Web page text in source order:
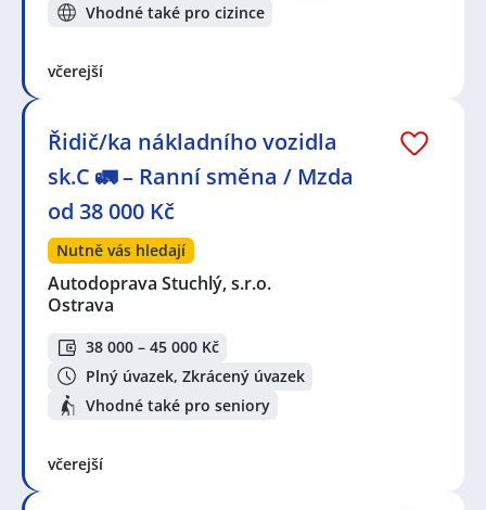
Vhodné také pro cizince
včerejší
Řidič/ka nákladního vozidla
sk.C 🚛 – Ranní směna / Mzda
od 38 000 Kč
Nutně vás hledají
Autodoprava Stuchlý, s.r.o.
Ostrava
38 000 – 45 000 Kč
Plný úvazek, Zkrácený úvazek
Vhodné také pro seniory
včerejší